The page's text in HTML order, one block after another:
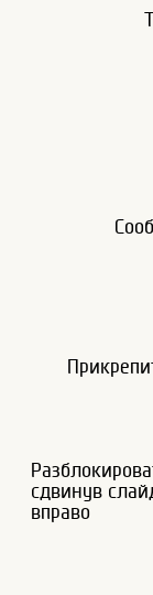
сдвинув
вправо